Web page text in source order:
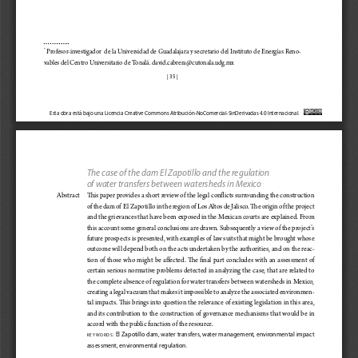
| 35 |
* Profesor-investigador  de la Universidad de Guadalajara y secretario del Instituto de Energías Reno-
vables del Centro Universitario de Tonalá. david.cabrera@cutonala.udg.mx
Esta obra está bajo una Licencia Creative Commons Atribución-NoComercial-SinDerivadas 4.0 Internacional.
The case of the dam El Zapotillo and the regulation
of water transfers between watersheds in Mexico
Abstract
This paper provides a short review of the legal conflicts surrounding the construction
of the dam of  El Zapotillo in the region of Los Altos de Jalisco. The origin of the project
and the grievances that have been exposed in the Mexican courts are explained. From
this account some general conclusions are drawn. Subsequently a view of the project’s
future prospects is presented, with examples of law suits that might be brought whose
outcome will depend both on the acts undertaken by the authorities, and on the reac-
tion  of  those  who  might  be  affected.  The  final  part  concludes  with  an  assessment  of
certain serious normative problems detected in analyzing the case, that are related to
the complete absence of regulation for water transfers between watersheds in Mexico,
creating a legal vacuum that makes it impossible to analyze the associated environmen-
tal impacts. This brings into question the relevance of existing legislation in this area,
and its contribution to the construction of governance mechanisms that would be in
accord with the public function of the resource.
k  e  y  w  o  r  d  s : El Zapotillo dam, water transfers, water management, environmental impact
assessment, environmental regulation.